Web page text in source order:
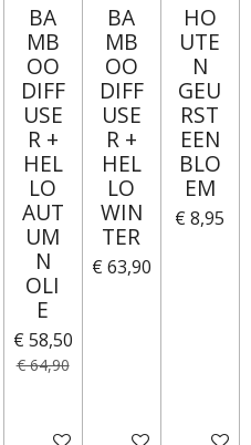
BA
MB
OO
DIFF
USE
R +
HEL
LO
AUT
UM
N
OLI
E
€ 58,50
€ 64,90
BA
MB
OO
DIFF
USE
R +
HEL
LO
WIN
TER
€ 63,90
HO
UTE
N
GEU
RST
EEN
BLO
EM
€ 8,95